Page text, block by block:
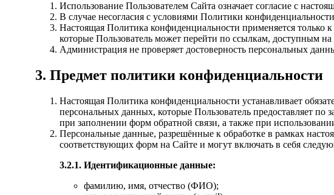
Использование Пользователем Сайта означает согласие с
В случае несогласия с условиями Политики
Настоящая Политика конфиденциальности применяется только
которые Пользователь может перейти по ссылкам, доступным на
Администрация не проверяет достоверность персональных
3. Предмет политики конфиденциальности
Настоящая Политика конфиденциальности устанавливает
персональных данных, которые Пользователь предоставляет
при заполнении форм обратной связи, а также при
Персональные данные, разрешённые к обработке в рамках
соответствующих форм на Сайте и могут включать в себя
3.2.1. Идентификационные данные:
фамилию, имя, отчество (ФИО);